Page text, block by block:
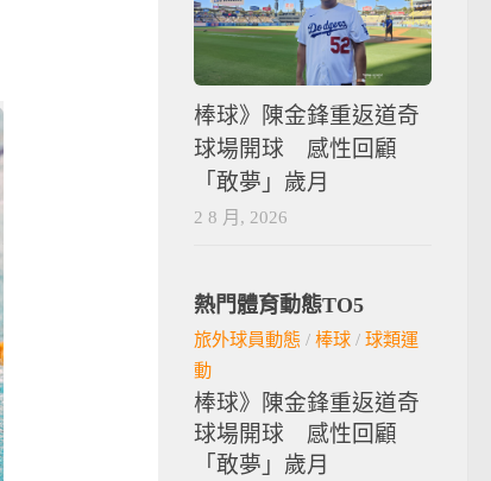
棒球》陳金鋒重返道奇
球場開球 感性回顧
「敢夢」歲月
2 8 月, 2026
熱門體育動態TO5
旅外球員動態 / 棒球 / 球類運
動
棒球》陳金鋒重返道奇
球場開球 感性回顧
「敢夢」歲月